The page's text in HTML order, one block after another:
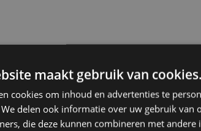
maakt gebruik van cookies.
cookies om inhoud en advertenties te
delen ook informatie over uw gebruik van
die deze kunnen combineren met